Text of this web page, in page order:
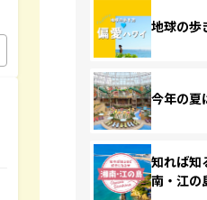
地球の
今年の夏
知れば知
南・江の